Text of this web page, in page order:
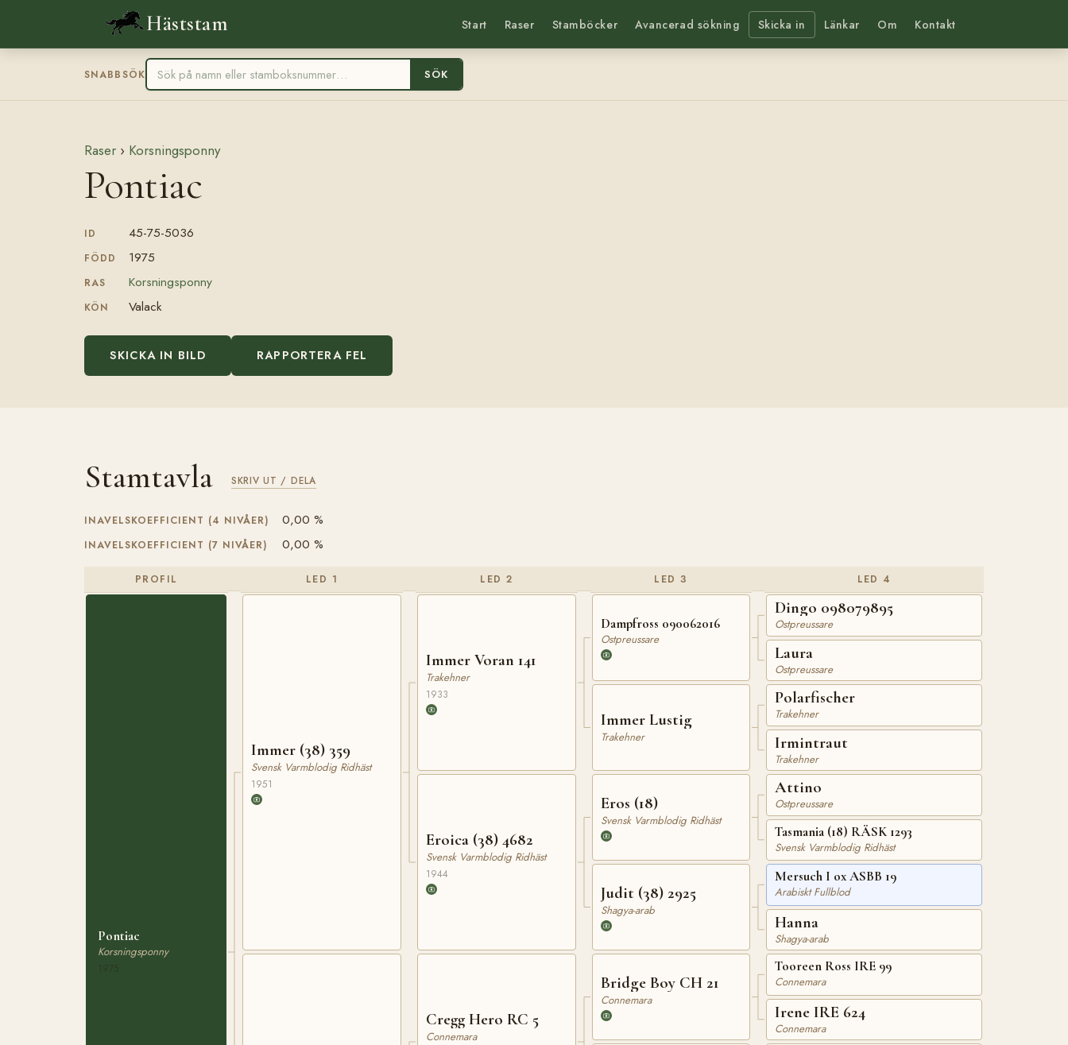
Häststam Start Raser Stamböcker Avancerad sökning Skicka in Länkar Om Kontakt
SNABBSÖK SÖK
Raser › Korsningsponny
Pontiac
ID 45-75-5036
FÖDD 1975
RAS Korsningsponny
KÖN Valack
SKICKA IN BILD RAPPORTERA FEL
Stamtavla SKRIV UT / DELA
INAVELSKOEFFICIENT (4 NIVÅER) 0,00 %
INAVELSKOEFFICIENT (7 NIVÅER) 0,00 %
PROFIL
Pontiac
Korsningsponny
LED 1
Immer (38) 359
Svensk Varmblodig Ridhäst
1951
LED 2
Immer Voran 141
Trakehner
1933
Eroica (38) 4682
Svensk Varmblodig Ridhäst
1944
Cregg Hero RC 5
Connemara
LED 3
Dampfross 090062016
Ostpreussare
Immer Lustig
Trakehner
Eros (18)
Svensk Varmblodig Ridhäst
Judit (38) 2925
Shagya-arab
Bridge Boy CH 21
Connemara
LED 4
Dingo 098079895
Ostpreussare
Laura
Ostpreussare
Polarfischer
Trakehner
Irmintraut
Trakehner
Attino
Ostpreussare
Tasmania (18) RÄSK 1293
Svensk Varmblodig Ridhäst
Mersuch I ox ASBB 19
Arabiskt Fullblod
Hanna
Shagya-arab
Tooreen Ross IRE 99
Connemara
Irene IRE 624
Connemara